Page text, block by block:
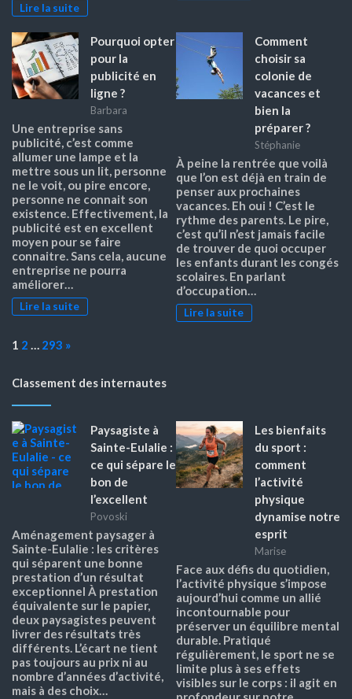
Lire la suite
Pourquoi opter
pour la
publicité en
ligne ?
Barbara
Une entreprise sans
publicité, c’est comme
allumer une lampe et la
mettre sous un lit, personne
ne le voit, ou pire encore,
personne ne connait son
existence. Effectivement, la
publicité est en excellent
moyen pour se faire
connaitre. Sans cela, aucune
entreprise ne pourra
améliorer…
Lire la suite
Comment
choisir sa
colonie de
vacances et
bien la
préparer ?
Stéphanie
À peine la rentrée que voilà
que l’on est déjà en train de
penser aux prochaines
vacances. Eh oui ! C’est le
rythme des parents. Le pire,
c’est qu’il n’est jamais facile
de trouver de quoi occuper
les enfants durant les congés
scolaires. En parlant
d’occupation…
Lire la suite
Page:
1 2 … 293 Next
»
Classement des internautes
Paysagiste à
Sainte-Eulalie :
ce qui sépare le
bon de
l’excellent
Povoski
Aménagement paysager à
Sainte-Eulalie : les critères
qui séparent une bonne
prestation d’un résultat
exceptionnel À prestation
équivalente sur le papier,
deux paysagistes peuvent
livrer des résultats très
différents. L’écart ne tient
pas toujours au prix ni au
nombre d’années d’activité,
mais à des choix…
Les bienfaits
du sport :
comment
l’activité
physique
dynamise notre
esprit
Marise
Face aux défis du quotidien,
l’activité physique s’impose
aujourd’hui comme un allié
incontournable pour
préserver un équilibre mental
durable. Pratiqué
régulièrement, le sport ne se
limite plus à ses effets
visibles sur le corps : il agit en